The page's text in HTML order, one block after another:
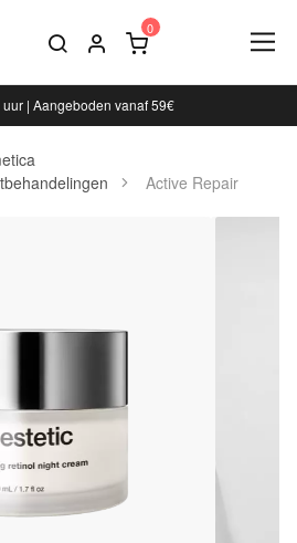
| Aangeboden vanaf 59€
Active Repair